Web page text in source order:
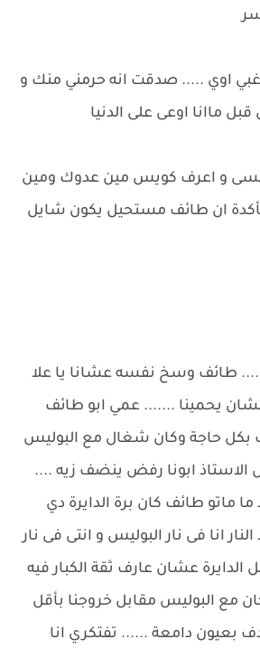
اوي ..... صدقت انه حرمني منك و
ماانا اوعى على الدنيا
و اعرف كويس مين عدوك ومين
ان طائف مستحيل يكون شايل
طائف وسخ نفسه عشانا يا علا
يحمينا ....... عمي ابو طائف
حاجة وكان شغال مع البوليس
ابونا رفض ينضف زيه ....
ماتو طائف كان برة الدايرة دي
انا فى نار البوليس و انتى فى نار
الدايرة عشان عارف ثقة الكبار فيه
مع البوليس مقابل خروجنا بأقل
بعيون دامعة ...... تفتكري انا